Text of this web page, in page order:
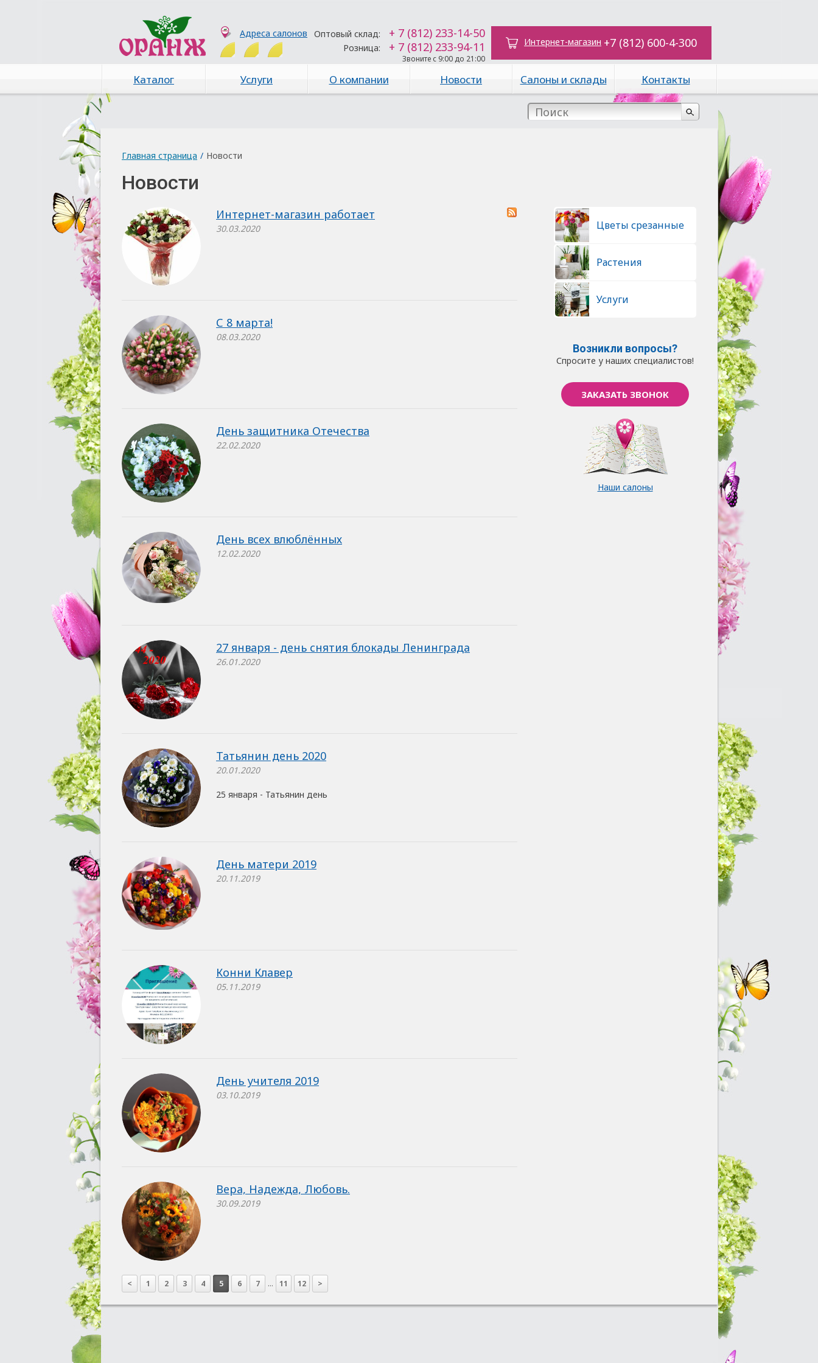
Адреса салонов Оптовый склад: + 7 (812) 233-14-50
Розница: + 7 (812) 233-94-11
Звоните с 9:00 до 21:00
Интернет-магазин +7 (812) 600-4-300
Каталог Услуги О компании Новости Салоны и склады Контакты
Главная страница / Новости
Новости
Интернет-магазин работает
30.03.2020
С 8 марта!
08.03.2020
День защитника Отечества
22.02.2020
День всех влюблённых
12.02.2020
27 января - день снятия блокады Ленинграда
26.01.2020
Татьянин день 2020
20.01.2020
25 января - Татьянин день
День матери 2019
20.11.2019
Конни Клавер
05.11.2019
День учителя 2019
03.10.2019
Вера, Надежда, Любовь.
30.09.2019
< 1 2 3 4 5 6 7 ... 11 12 >
Цветы срезанные
Растения
Услуги
Возникли вопросы?
Спросите у наших специалистов!
ЗАКАЗАТЬ ЗВОНОК
Наши салоны